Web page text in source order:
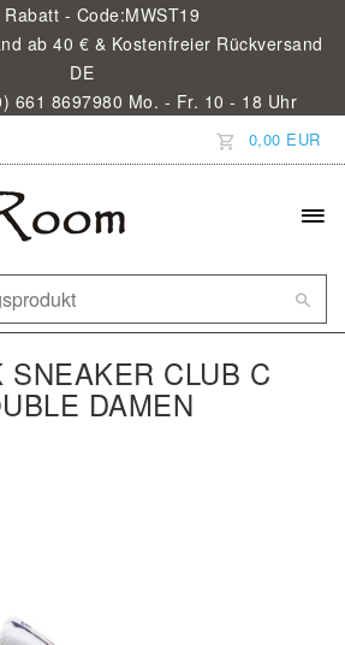
Rabatt - Code:MWST19
ab 40 € & Kostenfreier Rückversand
DE
661 8697980 Mo. - Fr. 10 - 18 Uhr
0,00 EUR
SNEAKER CLUB C
DAMEN